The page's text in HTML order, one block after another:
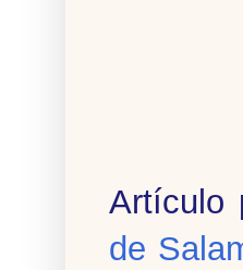
Artículo
de